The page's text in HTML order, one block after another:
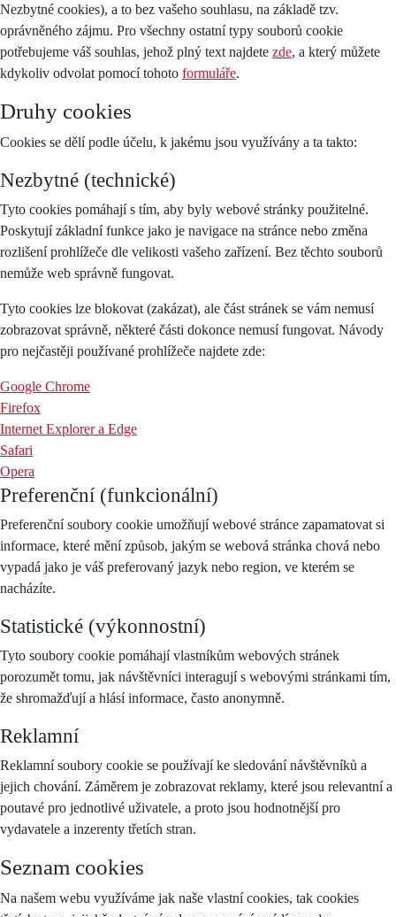
Nezbytné cookies), a to bez vašeho souhlasu, na základě tzv.
oprávněného zájmu. Pro všechny ostatní typy souborů cookie
potřebujeme váš souhlas, jehož plný text najdete zde, a který můžete
kdykoliv odvolat pomocí tohoto formuláře.
Druhy cookies
Cookies se dělí podle účelu, k jakému jsou využívány a ta takto:
Nezbytné (technické)
Tyto cookies pomáhají s tím, aby byly webové stránky použitelné.
Poskytují základní funkce jako je navigace na stránce nebo změna
rozlišení prohlížeče dle velikosti vašeho zařízení. Bez těchto souborů
nemůže web správně fungovat.
Tyto cookies lze blokovat (zakázat), ale část stránek se vám nemusí
zobrazovat správně, některé části dokonce nemusí fungovat. Návody
pro nejčastěji používané prohlížeče najdete zde:
Google Chrome
Firefox
Internet Explorer a Edge
Safari
Opera
Preferenční (funkcionální)
Preferenční soubory cookie umožňují webové stránce zapamatovat si
informace, které mění způsob, jakým se webová stránka chová nebo
vypadá jako je váš preferovaný jazyk nebo region, ve kterém se
nacházíte.
Statistické (výkonnostní)
Tyto soubory cookie pomáhají vlastníkům webových stránek
porozumět tomu, jak návštěvníci interagují s webovými stránkami tím,
že shromažďují a hlásí informace, často anonymně.
Reklamní
Reklamní soubory cookie se používají ke sledování návštěvníků a
jejich chování. Záměrem je zobrazovat reklamy, které jsou relevantní a
poutavé pro jednotlivé uživatele, a proto jsou hodnotnější pro
vydavatele a inzerenty třetích stran.
Seznam cookies
Na našem webu využíváme jak naše vlastní cookies, tak cookies